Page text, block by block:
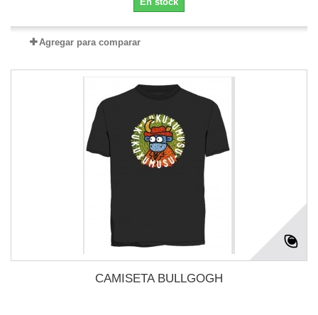
Agregar para comparar
CAMISETA BULLGOGH